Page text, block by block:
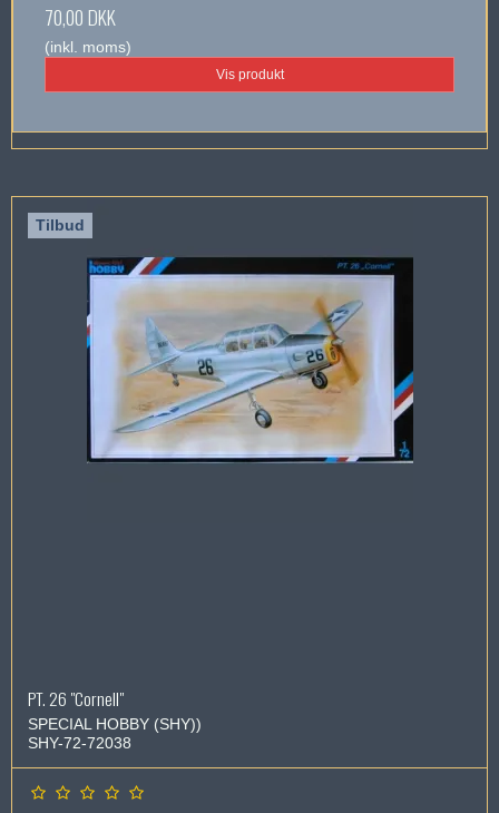
70,00 DKK
(inkl. moms)
Vis produkt
Tilbud
PT. 26 "Cornell"
SPECIAL HOBBY (SHY))
SHY-72-72038